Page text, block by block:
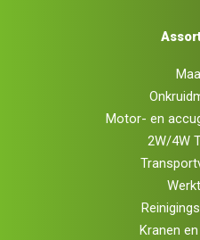
Motor- en
2W/4W
Kranen